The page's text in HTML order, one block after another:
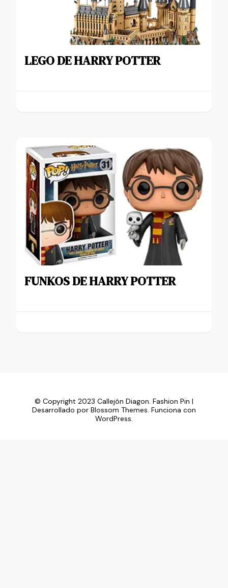
LEGO DE HARRY POTTER
FUNKOS DE HARRY POTTER
© Copyright 2023 Callejón Diagon. Fashion Pin |
Desarrollado por Blossom Themes. Funciona con
WordPress.